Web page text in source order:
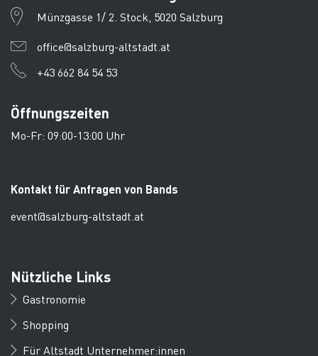
Münzgasse 1/ 2. Stock, 5020 Salzburg
office@salzburg-altstadt.at
+43 662 84 54 53
Öffnungszeiten
Mo-Fr: 09:00-13:00 Uhr
Kontakt für Anfragen von Bands
event@salzburg-altstadt.at
Nützliche Links
Gastronomie
Shopping
Für Altstadt Unternehmer:innen